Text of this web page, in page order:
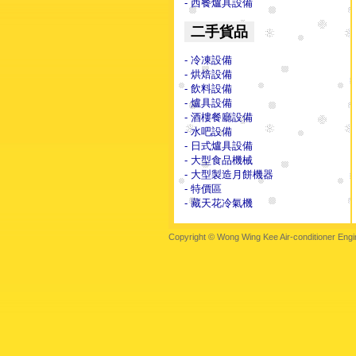
- 西餐爐具設備
二手貨品
- 冷凍設備
- 烘焙設備
- 飲料設備
- 爐具設備
- 酒樓餐廳設備
- 水吧設備
- 日式爐具設備
- 大型食品機械
- 大型製造月餅機器
- 特價區
- 藏天花冷氣機
Copyright © Wong Wing Kee Air-conditioner